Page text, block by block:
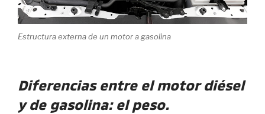
Estructura externa de un motor a gasolina
Diferencias entre el motor diésel
y de gasolina: el peso.